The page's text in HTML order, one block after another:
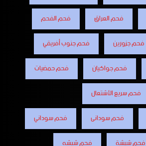
فحم العراق
فحم الفحم
فحم جزورين
فحم جنوب أفريقي
فحم جواكيان
فحم حمضيات
فحم سريع الأشتعال
فحم سودانى
فحم سوداني